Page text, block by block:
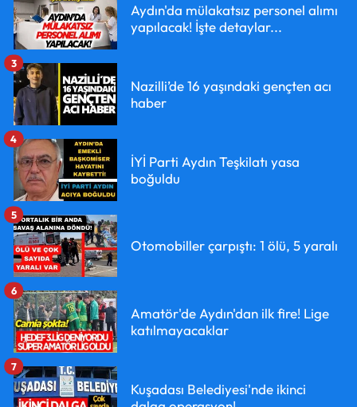
Aydın'da mülakatsız personel alımı
yapılacak! İşte detaylar...
Nazilli’de 16 yaşındaki gençten acı
haber
3
İYİ Parti Aydın Teşkilatı yasa
boğuldu
4
Otomobiller çarpıştı: 1 ölü, 5 yaralı
5
Amatör'de Aydın'dan ilk fire! Lige
katılmayacaklar
6
Kuşadası Belediyesi'nde ikinci
7